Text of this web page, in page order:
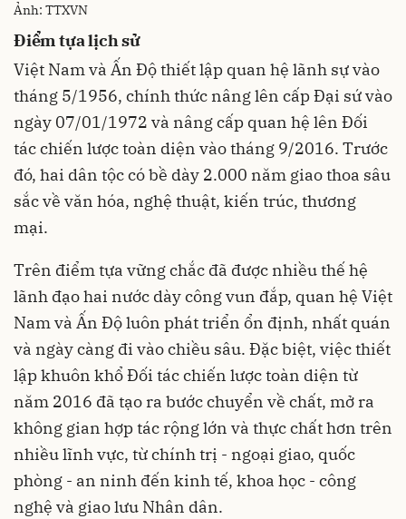
Ảnh: TTXVN
Điểm tựa lịch sử
Việt Nam và Ấn Độ thiết lập quan hệ lãnh sự vào
tháng 5/1956, chính thức nâng lên cấp Đại sứ vào
ngày 07/01/1972 và nâng cấp quan hệ lên Đối
tác chiến lược toàn diện vào tháng 9/2016. Trước
đó, hai dân tộc có bề dày 2.000 năm giao thoa sâu
sắc về văn hóa, nghệ thuật, kiến trúc, thương
mại.
Trên điểm tựa vững chắc đã được nhiều thế hệ
lãnh đạo hai nước dày công vun đắp, quan hệ Việt
Nam và Ấn Độ luôn phát triển ổn định, nhất quán
và ngày càng đi vào chiều sâu. Đặc biệt, việc thiết
lập khuôn khổ Đối tác chiến lược toàn diện từ
năm 2016 đã tạo ra bước chuyển về chất, mở ra
không gian hợp tác rộng lớn và thực chất hơn trên
nhiều lĩnh vực, từ chính trị - ngoại giao, quốc
phòng - an ninh đến kinh tế, khoa học - công
nghệ và giao lưu Nhân dân.